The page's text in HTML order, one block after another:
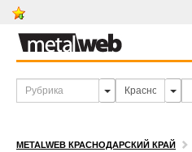
METALWEB КРАСНОДАРСКИЙ КРАЙ